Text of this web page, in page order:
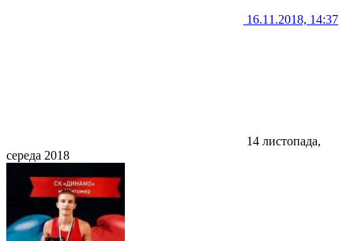
16.11.2018, 14:37
14 листопада,
середа 2018